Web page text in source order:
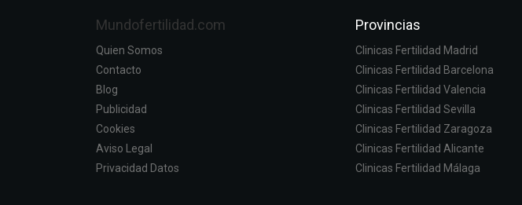
Mundofertilidad.com
Quien Somos
Contacto
Blog
Publicidad
Cookies
Aviso Legal
Privacidad Datos
Provincias
Clinicas Fertilidad Madrid
Clinicas Fertilidad Barcelona
Clinicas Fertilidad Valencia
Clinicas Fertilidad Sevilla
Clinicas Fertilidad Zaragoza
Clinicas Fertilidad Alicante
Clinicas Fertilidad Málaga